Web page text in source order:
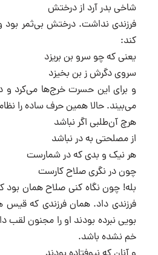
شاخی بدر آرد از درختش
فرزندی نداشت. درختش بی‌ثمر بود
کند:
یعنی که چو سرو بن بریزد
سروی دگرش ز بن بخیزد
و برای این حسرت خرج‌ها می‌کرد و
می‌بیند. حالا همین حرف ساده را
هرچ آن‌طلبی اگر نباشد
از مصلحتی به در نباشد
هر نیک و بدی که در شمارست
چون در نگری صلاح کارست
بله! چون نگاه کنی صلاح همان بود
فرزندی داد. همان فرزندی که قیس
بویی نبرده بودند‌ او را مجنون
خم‌ نشده باشد.